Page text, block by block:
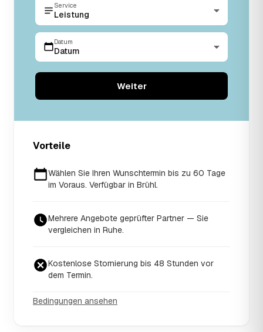
Service
Leistung
Datum
Datum
Weiter
Vorteile
Wählen Sie Ihren Wunschtermin bis zu 60 Tage
im Voraus. Verfügbar in Brühl.
Mehrere Angebote geprüfter Partner — Sie
vergleichen in Ruhe.
Kostenlose Stornierung bis 48 Stunden vor
dem Termin.
Bedingungen ansehen